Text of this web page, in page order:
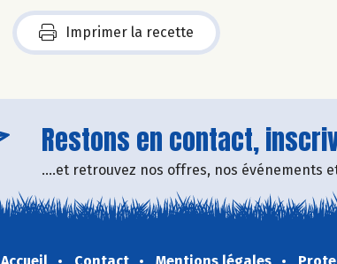
Imprimer la recette
Restons en contact,
....et retrouvez nos offres, nos événements